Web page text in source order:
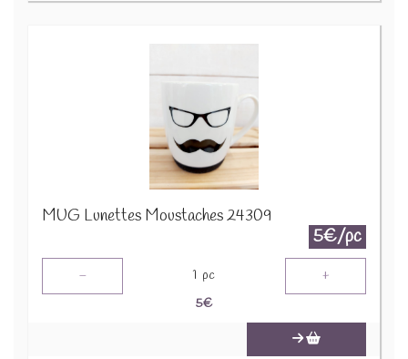
MUG Lunettes Moustaches 24309
5€/pc
- 1 pc +
5€